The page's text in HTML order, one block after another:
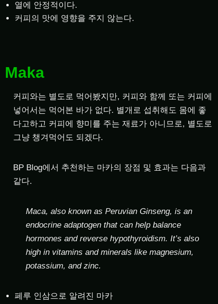
열에 안정적이다.
커피의 맛에 영향을 주지 않는다.
Maka
커피와는 별도로 먹어봤지만, 커피와 함께 또는 커피에
넣어서는 먹어본 바가 없다. 별개로 섭취해도 몸에 좋
다고하고 커피에 향미를 주는 재료가 아니므로, 별도로
그냥 챙겨먹어도 되겠다.
BP Blog에서 추천하는 마카의 장점 및 효과는 다음과
같다.
Maca, also known as Peruvian Ginseng, is an
endocrine adaptogen that can help balance
hormones and reverse hypothyroidism. It’s also
high in vitamins and minerals like magnesium,
potassium, and zinc.
페루 인삼으로 알려진 마카